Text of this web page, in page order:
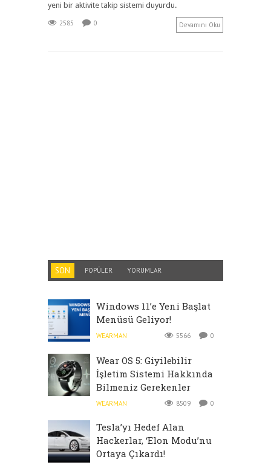
yeni bir aktivite takip sistemi duyurdu.
2585 0 Devamını Oku
SON POPÜLER YORUMLAR
Windows 11’e Yeni Başlat
Menüsü Geliyor!
WEARMAN 5566 0
Wear OS 5: Giyilebilir
İşletim Sistemi Hakkında
Bilmeniz Gerekenler
WEARMAN 8509 0
Tesla’yı Hedef Alan
Hackerlar, ‘Elon Modu’nu
Ortaya Çıkardı!